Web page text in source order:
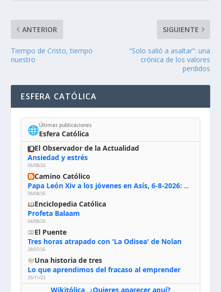
ANTERIOR
Tiempo de Cristo, tiempo
nuestro
SIGUIENTE
“Solo salió a asaltar”: una
crónica de los valores
perdidos
ESFERA CATÓLICA
🌐Últimas publicaciones
Esfera Católica
El Observador de la Actualidad
Ansiedad y estrés
05/08/26
Camino Católico
Papa León Xiv a los jóvenes en Asís, 6-8-2026: «De san Francisco aprendan la radicalidad evangélica: no los vuelve ciegos ni violentos, sino sensibles, atentos, siempre en el seguimiento de Jesús, humildes y acogiendo a todos»
06/08/26
Enciclopedia Católica
Profeta Balaam
04/08/26
El Puente
Tres horas atrapado con 'La Odisea' de Nolan
28/07/26
Una historia de tres
Lo que aprendimos del fracaso al emprender
25/11/23
Wikitólica· ¿Quieres aparecer aquí?